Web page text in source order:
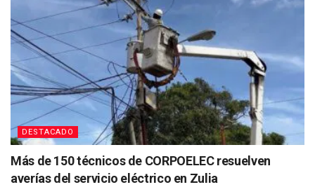
DESTACADO
Más de 150 técnicos de CORPOELEC resuelven
averías del servicio eléctrico en Zulia